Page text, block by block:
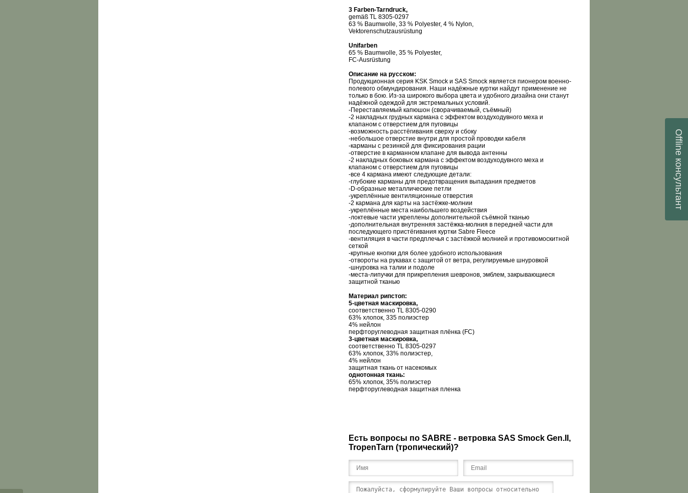
3 Farben-Tarndruck,
gemäß TL 8305-0297
63 % Baumwolle, 33 % Polyester, 4 % Nylon,
Vektorenschutzausrüstung
Unifarben
65 % Baumwolle, 35 % Polyester,
FC-Ausrüstung
Описание на русском:
Продукционная серия KSK Smock и SAS Smock является пионером военно-
полевого обмундирования. Наши надёжные куртки найдут применение не
только в бою. Из-за широкого выбора цвета и удобного дизайна они станут
надёжной одеждой для экстремальных условий.
-Переставляемый капюшон (сворачиваемый, съёмный)
-2 накладных грудных кармана с эффектом воздуходувного меха и
клапаном с отверстием для пуговицы
-возможность расстёгивания сверху и сбоку
-небольшое отверстие внутри для простой проводки кабеля
-карманы с резинкой для фиксирования рации
-отверстие в карманном клапане для вывода антенны
-2 накладных боковых кармана с эффектом воздуходувного меха и
клапаном с отверстием для пуговицы
-все 4 карманa имеют следующие детали:
-глубокие карманы для предотвращения выпадания предметов
-D-образные металлические петли
-укреплённые вентиляционные отверстия
-2 кармана для карты на застёжке-молнии
-укреплённые места наибольшего воздействия
-локтевые части укреплены дополнительной съёмной тканью
-дополнительная внутренняя застёжка-молния в передней части для
последующего пристёгивания куртки Sabre Fleece
-вентиляция в части предплечья с застёжкой молнией и противомоскитной
сеткой
-крупные кнопки для более удобного использования
-отвороты на рукавах с защитой от ветра, регулируемые шнуровкой
-шнуровка на талии и подоле
-места-липучки для прикрепления шевронов, эмблем, закрывающиеся
защитной тканью
Материал рипстоп:
5-цветная маскировка,
соответственно TL 8305-0290
63% хлопок, 335 полиэстер
4% нейлон
перфторуглеводная защитная плёнка (FC)
3-цветная маскировка,
соответственно TL 8305-0297
63% хлопок, 33% полиэстер,
4% нейлон
защитная ткань от насекомых
однотонная ткань:
65% хлопок, 35% полиэстер
перфторуглеводная защитная пленка
Есть вопросы по SABRE - ветровка SAS Smock Gen.II,
TropenTarn (тропический)?
Offline
консультант